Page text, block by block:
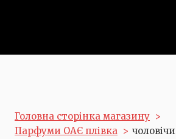
Головна сторінка магазину
Парфуми ОАЄ плівка